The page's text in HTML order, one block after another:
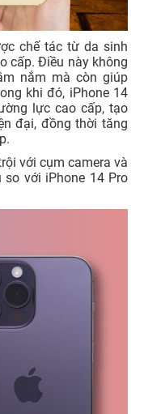
chế tác từ da sinh
cấp. Điều này không
nắm mà còn giúp
khi đó, iPhone 14
lực cao cấp, tạo
đại, đồng thời tăng
với cụm camera và
với iPhone 14 Pro